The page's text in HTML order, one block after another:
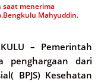
saat menerima
Mahyuddin.
– Pemerintah
penghargaan dari
BPJS) Kesehatan